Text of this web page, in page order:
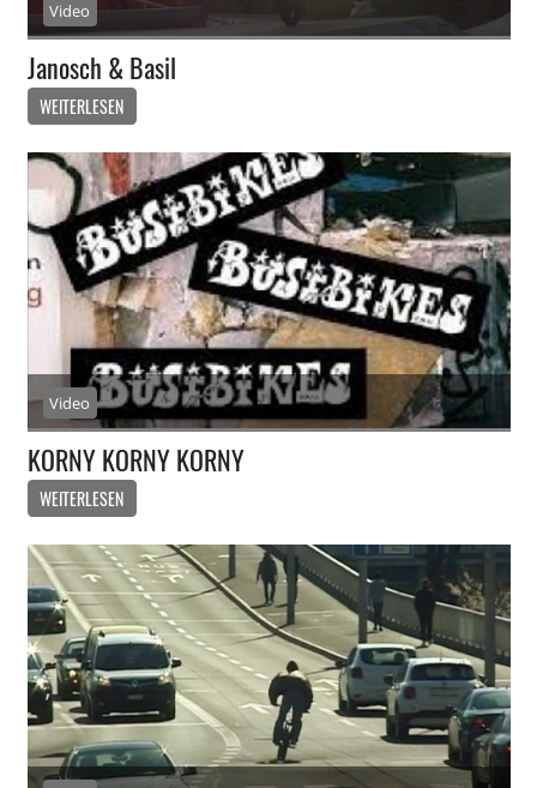
Video
Janosch & Basil
WEITERLESEN
Video
KORNY KORNY KORNY
WEITERLESEN